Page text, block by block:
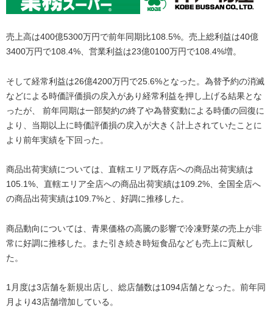
売上高は400億5300万円で前年同期比108.5%。売上総利益は40億
3400万円で108.4%、営業利益は23億0100万円で108.4%増。
そして経常利益は26億4200万円で25.6%となった。為替予約の消滅
などによる時価評価損の戻入があり経常利益を押し上げる結果とな
ったが、 前年同期は一部契約の終了や為替変動による時価の回復に
より、当期以上に時価評価損の戻入が大きく計上されていたことに
より前年実績を下回った。
商品出荷実績については、直轄エリア既存店への商品出荷実績は
105.1%、直轄エリア全店への商品出荷実績は109.2%、全国全店へ
の商品出荷実績は109.7%と、好調に推移した。
商品動向については、青果価格の高騰の影響で冷凍野菜の売上が非
常に好調に推移した。また引き続き時短食品なども売上に貢献し
た。
1月度は3店舗を新規出店し、総店舗数は1094店舗となった。前年同
月より43店舗増加している。